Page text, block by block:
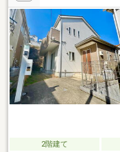
2階建て